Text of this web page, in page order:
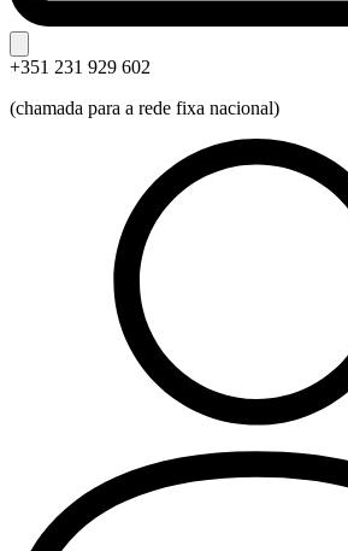
+351 231 929 602
(chamada para a rede fixa nacional)